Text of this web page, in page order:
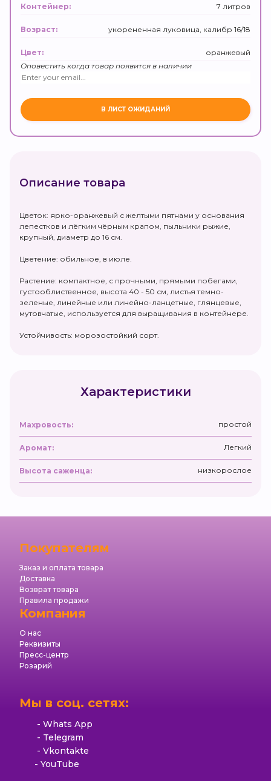
Контейнер: 7 литров
Возраст: укорененная луковица, калибр 16/18
Цвет:
оранжевый
Оповестить когда товар появится в наличии
Описание товара
Цветок: ярко-оранжевый с желтыми пятнами у основания
лепестков и лёгким чёрным крапом, пыльники рыжие,
крупный, диаметр до 16 см.
Цветение: обильное, в июле.
Растение: компактное, с прочными, прямыми побегами,
густооблиственное, высота 40 - 50 см, листья темно-
зеленые, линейные или линейно-ланцетные, глянцевые,
мутовчатые, используется для выращивания в контейнере.
Устойчивость: морозостойкий сорт.
Характеристики
Махровость: простой
Аромат: Легкий
Высота саженца: низкорослое
Покупателям
Заказ и оплата товара
Доставка
Возврат товара
Правила продажи
Компания
О нас
Реквизиты
Пресс-центр
Розарий
Мы в соц. сетях:
Whats App
Telegram
Vkontakte
YouTube